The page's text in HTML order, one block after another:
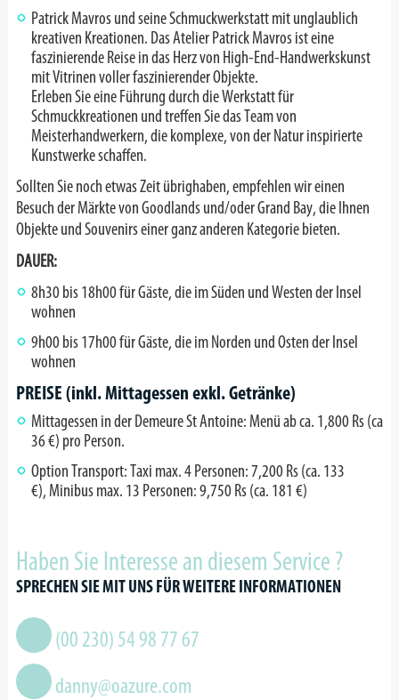
Patrick Mavros und seine Schmuckwerkstatt mit unglaublich
kreativen Kreationen. Das Atelier Patrick Mavros ist eine
faszinierende Reise in das Herz von High-End-Handwerkskunst
mit Vitrinen voller faszinierender Objekte.
Erleben Sie eine Führung durch die Werkstatt für
Schmuckkreationen und treffen Sie das Team von
Meisterhandwerkern, die komplexe, von der Natur inspirierte
Kunstwerke schaffen.
Sollten Sie noch etwas Zeit übrighaben, empfehlen wir einen
Besuch der Märkte von Goodlands und/oder Grand Bay, die Ihnen
Objekte und Souvenirs einer ganz anderen Kategorie bieten.
DAUER:
8h30 bis 18h00 für Gäste, die im Süden und Westen der Insel
wohnen
9h00 bis 17h00 für Gäste, die im Norden und Osten der Insel
wohnen
PREISE (inkl. Mittagessen exkl. Getränke)
Mittagessen in der Demeure St Antoine: Menü ab ca. 1,800 Rs (ca
36 €) pro Person.
Option Transport: Taxi max. 4 Personen: 7,200 Rs (ca. 133
€), Minibus max. 13 Personen: 9,750 Rs (ca. 181 €)
Haben Sie Interesse an diesem Service ?
SPRECHEN SIE MIT UNS FÜR WEITERE INFORMATIONEN
(00 230) 54 98 77 67
danny@oazure.com